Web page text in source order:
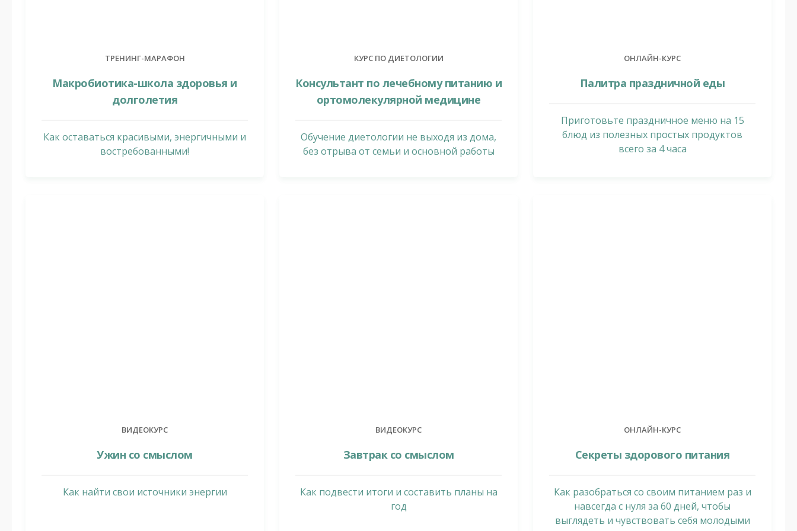
ТРЕНИНГ-МАРАФОН
Макробиотика-школа здоровья и
долголетия
Как оставаться красивыми, энергичными и
востребованными!
КУРС ПО ДИЕТОЛОГИИ
Консультант по лечебному питанию и
ортомолекулярной медицине
Обучение диетологии не выходя из дома,
без отрыва от семьи и основной работы
ОНЛАЙН-КУРС
Палитра праздничной еды
Приготовьте праздничное меню на 15
блюд из полезных простых продуктов
всего за 4 часа
ВИДЕОКУРС
Ужин со смыслом
Как найти свои источники энергии
ВИДЕОКУРС
Завтрак со смыслом
Как подвести итоги и составить планы на
год
ОНЛАЙН-КУРС
Секреты здорового питания
Как разобраться со своим питанием раз и
навсегда с нуля за 60 дней, чтобы
выглядеть и чувствовать себя молодыми